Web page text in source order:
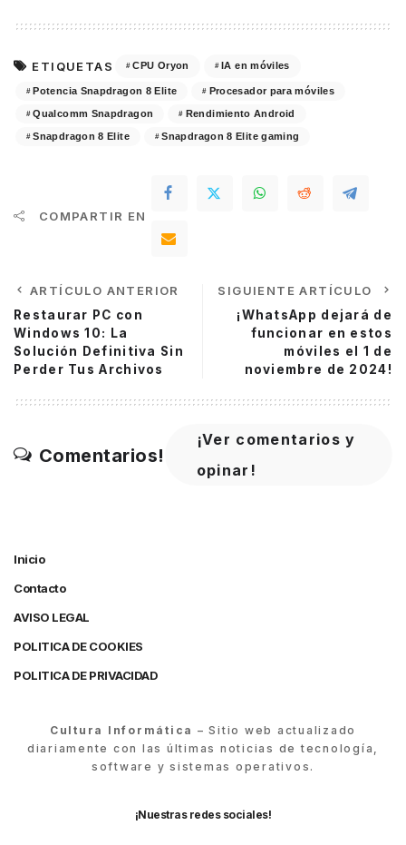
ETIQUETAS CPU Oryon IA en móviles
Potencia Snapdragon 8 Elite Procesador para móviles
Qualcomm Snapdragon Rendimiento Android
Snapdragon 8 Elite Snapdragon 8 Elite gaming
COMPARTIR EN
ARTÍCULO ANTERIOR
Restaurar PC con
Windows 10: La
Solución Definitiva Sin
Perder Tus Archivos
SIGUIENTE ARTÍCULO
¡WhatsApp dejará de
funcionar en estos
móviles el 1 de
noviembre de 2024!
Comentarios!
¡Ver comentarios y
opinar!
Inicio
Contacto
AVISO LEGAL
POLITICA DE COOKIES
POLITICA DE PRIVACIDAD
Cultura Informática – Sitio web actualizado
diariamente con las últimas noticias de tecnología,
software y sistemas operativos.
¡Nuestras redes sociales!